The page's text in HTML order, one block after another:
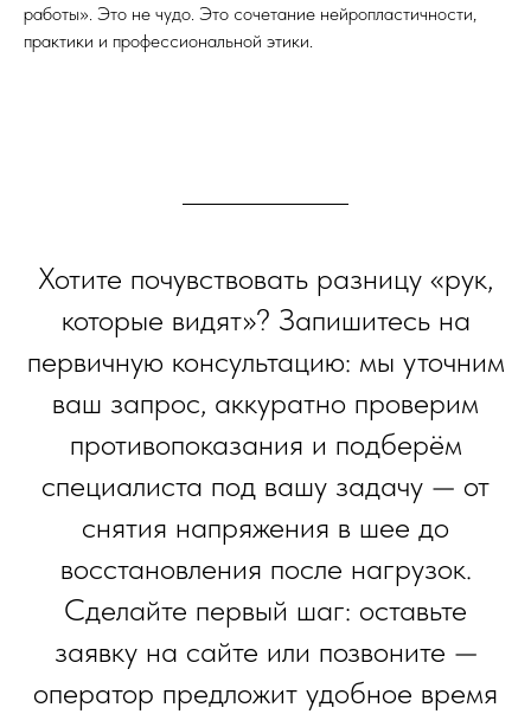
работы». Это не чудо. Это сочетание нейропластичности,
практики и профессиональной этики.
Хотите почувствовать разницу «рук,
которые видят»? Запишитесь на
первичную консультацию: мы уточним
ваш запрос, аккуратно проверим
противопоказания и подберём
специалиста под вашу задачу — от
снятия напряжения в шее до
восстановления после нагрузок.
Сделайте первый шаг: оставьте
заявку на сайте или позвоните —
оператор предложит удобное время